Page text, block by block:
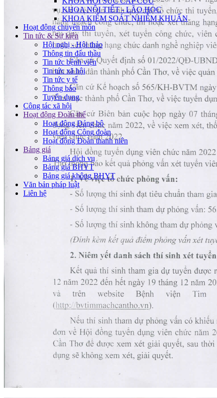
KHOA NỘI TIẾT - LÃO HỌC
KHOA KIỂM SOÁT NHIỄM KHUẨN
Hoạt động chuyên môn
Tin tức & Sự kiện
Hội nghị - Hội thảo
Thông tin đấu thầu
Tin tức bệnh viện
Tin tức xã hội
Tin tức y tế
Thông báo
Tuyển dụng
Công tác xã hội
Hoạt động Đoàn thể
Hoạt động Đảng bộ
Hoạt động Công đoàn
Hoạt động Đoàn thanh niên
Bảng giá
Bảng giá dịch vụ
Bảng giá BHYT
Bảng giá không BHYT
Văn bản pháp luật
Liên hệ